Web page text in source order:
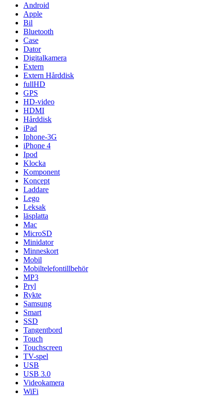
Android
Apple
Bil
Bluetooth
Case
Dator
Digitalkamera
Extern
Extern Hårddisk
fullHD
GPS
HD-video
HDMI
Hårddisk
iPad
Iphone-3G
iPhone 4
Ipod
Klocka
Komponent
Koncept
Laddare
Lego
Leksak
läsplatta
Mac
MicroSD
Minidator
Minneskort
Mobil
Mobiltelefontillbehör
MP3
Pryl
Rykte
Samsung
Smart
SSD
Tangentbord
Touch
Touchscreen
TV-spel
USB
USB 3.0
Videokamera
WiFi